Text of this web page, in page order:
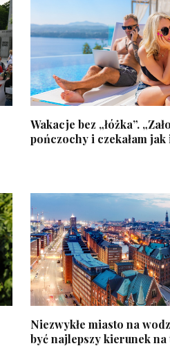
Wakacje bez „łóżka”.
pończochy i czekałam jak
Niezwykłe miasto na
być najlepszy kierunek na